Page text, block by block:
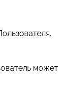
может